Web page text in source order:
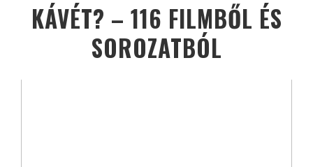
KÁVÉT? – 116 FILMBŐL ÉS
SOROZATBÓL